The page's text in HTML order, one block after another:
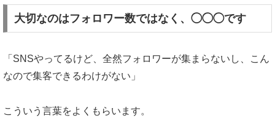
大切なのはフォロワー数ではなく、◯◯◯です
「SNSやってるけど、全然フォロワーが集まらないし、こん
なので集客できるわけがない」
こういう言葉をよくもらいます。